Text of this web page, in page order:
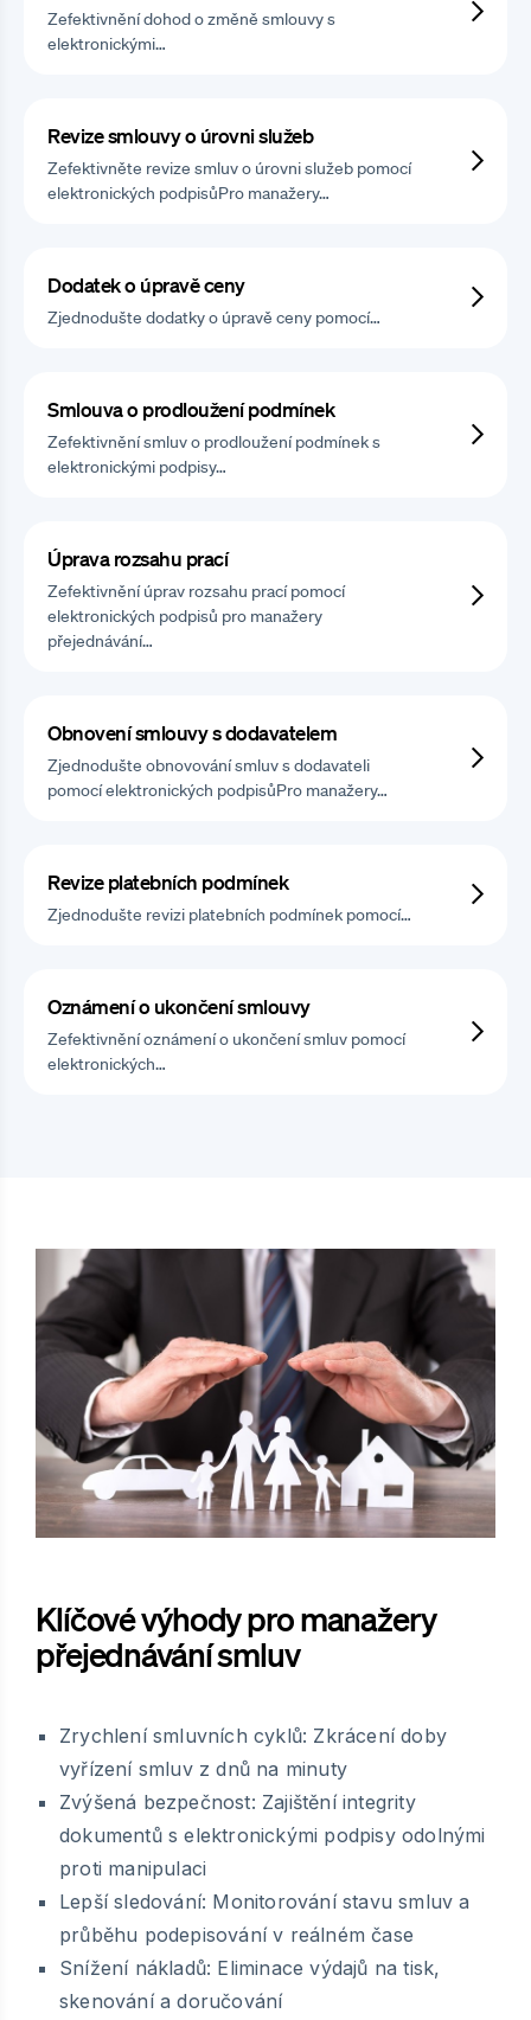
Zefektivnění dohod o změně smlouvy s
elektronickými…
Revize smlouvy o úrovni služeb
Zefektivněte revize smluv o úrovni služeb pomocí
elektronických podpisůPro manažery…
Dodatek o úpravě ceny
Zjednodušte dodatky o úpravě ceny pomocí…
Smlouva o prodloužení podmínek
Zefektivnění smluv o prodloužení podmínek s
elektronickými podpisy…
Úprava rozsahu prací
Zefektivnění úprav rozsahu prací pomocí
elektronických podpisů pro manažery
přejednávání…
Obnovení smlouvy s dodavatelem
Zjednodušte obnovování smluv s dodavateli
pomocí elektronických podpisůPro manažery…
Revize platebních podmínek
Zjednodušte revizi platebních podmínek pomocí…
Oznámení o ukončení smlouvy
Zefektivnění oznámení o ukončení smluv pomocí
elektronických…
Klíčové výhody pro manažery
přejednávání smluv
Zrychlení smluvních cyklů: Zkrácení doby
vyřízení smluv z dnů na minuty
Zvýšená bezpečnost: Zajištění integrity
dokumentů s elektronickými podpisy odolnými
proti manipulaci
Lepší sledování: Monitorování stavu smluv a
průběhu podepisování v reálném čase
Snížení nákladů: Eliminace výdajů na tisk,
skenování a doručování